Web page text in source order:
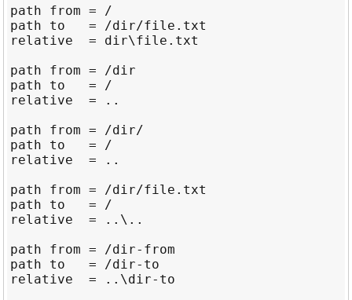
path from = /
path to   = /dir/file.txt
relative  = dir\file.txt
path from = /dir
path to   = /
relative  = ..
path from = /dir/
path to   = /
relative  = ..
path from = /dir/file.txt
path to   = /
relative  = ..\..
path from = /dir-from
path to   = /dir-to
relative  = ..\dir-to